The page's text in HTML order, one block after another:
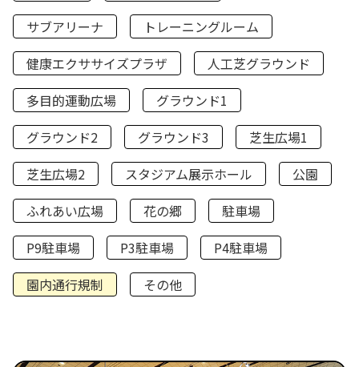
サブアリーナ
トレーニングルーム
健康エクササイズプラザ
人工芝グラウンド
多目的運動広場
グラウンド1
グラウンド2
グラウンド3
芝生広場1
芝生広場2
スタジアム展示ホール
公園
ふれあい広場
花の郷
駐車場
P9駐車場
P3駐車場
P4駐車場
園内通行規制
その他